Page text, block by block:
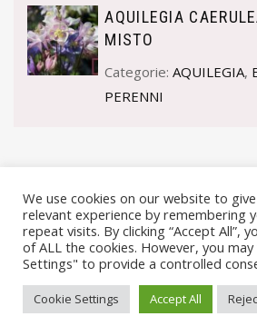
AQUILEGIA
MISTO
Categorie:AQUILEGIA,
PERENNI
© VIVAI MARCHE BY ANDREA
PRIVACY POLICY
We use cookies on our website to
relevant experience by remembering
repeat visits. By clicking “Accept All”,
of ALL the cookies. However, you may
Settings" to provide a controlled
Cookie Settings Accept All